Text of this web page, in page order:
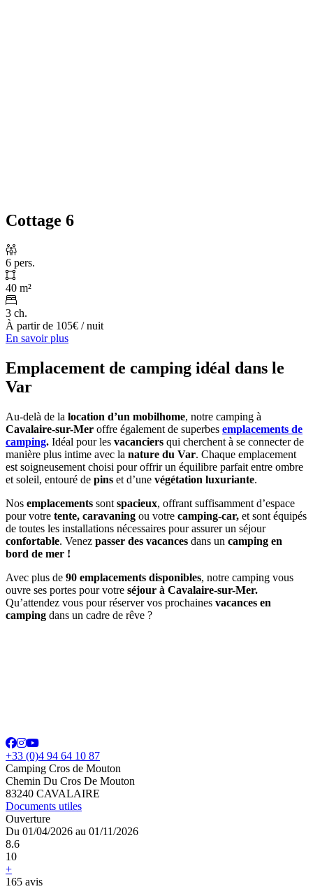
Cottage 6
6 pers.
40 m²
3 ch.
À partir de 105€ / nuit
En savoir plus
Emplacement de camping idéal dans le
Var
Au-delà de la location d’un mobilhome, notre camping à
Cavalaire-sur-Mer offre également de superbes emplacements de
camping. Idéal pour les vacanciers qui cherchent à se connecter de
manière plus intime avec la nature du Var. Chaque emplacement
est soigneusement choisi pour offrir un équilibre parfait entre ombre
et soleil, entouré de pins et d’une végétation luxuriante.
Nos emplacements sont spacieux, offrant suffisamment d’espace
pour votre tente, caravaning ou votre camping-car, et sont équipés
de toutes les installations nécessaires pour assurer un séjour
confortable. Venez passer des vacances dans un camping en
bord de mer !
Avec plus de 90 emplacements disponibles, notre camping vous
ouvre ses portes pour votre séjour à Cavalaire-sur-Mer.
Qu’attendez vous pour réserver vos prochaines vacances en
camping dans un cadre de rêve ?
+33 (0)4 94 64 10 87
Camping Cros de Mouton
Chemin Du Cros De Mouton
83240 CAVALAIRE
Documents utiles
Ouverture
Du 01/04/2026 au 01/11/2026
8.6
10
+
165 avis